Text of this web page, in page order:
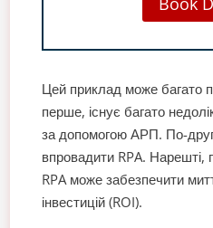
Цей приклад може багато
перше, існує багато
за допомогою АРП. По-
впровадити RPA. Нарешті,
RPA може забезпечити
інвестицій (ROI).